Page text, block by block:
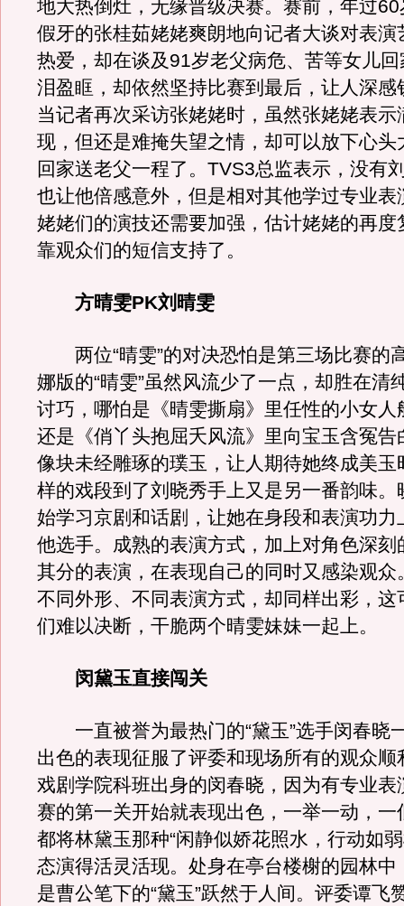
地大热倒灶，无缘晋级决赛。赛前，年过
假牙的张桂茹姥姥爽朗地向记者大谈对表演
热爱，却在谈及91岁老父病危、苦等女儿
泪盈眶，却依然坚持比赛到最后，让人深感
当记者再次采访张姥姥时，虽然张姥姥表示
现，但还是难掩失望之情，却可以放下心头
回家送老父一程了。TVS3总监表示，没有
也让他倍感意外，但是相对其他学过专业表
姥姥们的演技还需要加强，估计姥姥的再度
靠观众们的短信支持了。
方晴雯PK刘晴雯
两位“晴雯”的对决恐怕是第三场比赛的
娜版的“晴雯”虽然风流少了一点，却胜在清
讨巧，哪怕是《晴雯撕扇》里任性的小女人
还是《俏丫头抱屈夭风流》里向宝玉含冤告
像块未经雕琢的璞玉，让人期待她终成美玉
样的戏段到了刘晓秀手上又是另一番韵味。
始学习京剧和话剧，让她在身段和表演功力
他选手。成熟的表演方式，加上对角色深刻
其分的表演，在表现自己的同时又感染观众
不同外形、不同表演方式，却同样出彩，这
们难以决断，干脆两个晴雯妹妹一起上。
闵黛玉直接闯关
一直被誉为最热门的“黛玉”选手闵春晓
出色的表现征服了评委和现场所有的观众顺
戏剧学院科班出身的闵春晓，因为有专业表
赛的第一关开始就表现出色，一举一动，一
都将林黛玉那种“闲静似娇花照水，行动如
态演得活灵活现。处身在亭台楼榭的园林中
是曹公笔下的“黛玉”跃然于人间。评委谭飞